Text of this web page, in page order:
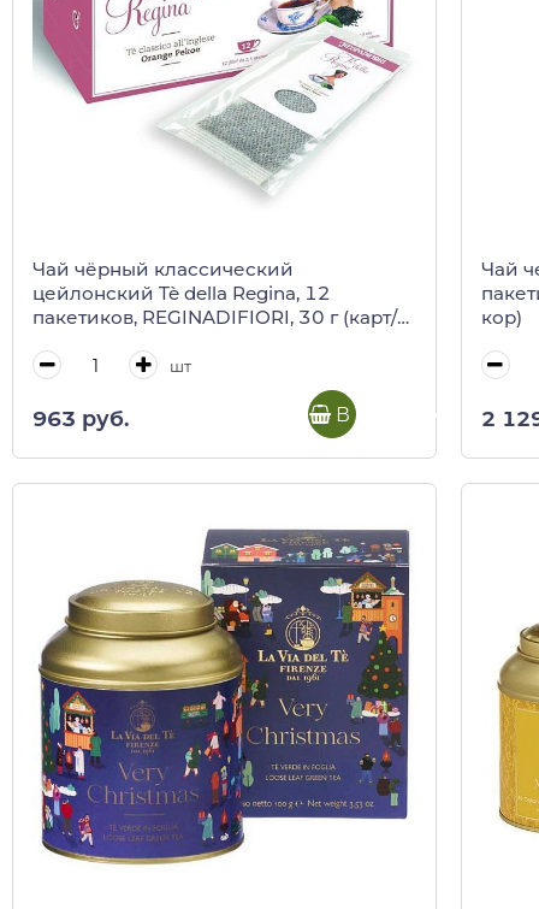
Чай чёрный классический
цейлонский Tè della Regina, 12
пакетиков, REGINADIFIORI, 30 г (карт/
шт
963 руб. В корзину
Чай
кор)
2